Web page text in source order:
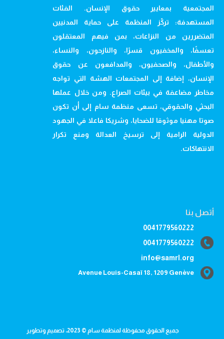
المجتمعية بمعايير حقوق الإنسان. الفئات
المستهدفة: تركّز المنظمة على حماية المدنيين
المتضررين من النزاعات، بمن فيهم المعتقلون
تعسفًا، والمخفيون قسرًا، والنازحون، والنساء،
والأطفال، والصحفيون، والمدافعون عن حقوق
الإنسان، إضافة إلى المجتمعات الهشة التي تواجه
مخاطر مضاعفة في بيئات الصراع. ومن خلال عملها
البحثي والحقوقي، تسعى منظمة سام إلى أن تكون
صوتا مهنيا موثوقا للضحايا، وشريكا فاعلا في الجهود
الدولية الرامية إلى ترسيخ العدالة ومنع تكرار
الانتهاكات.
أتصل بنا
0041779560222
0041779560222
info@samrl.org
Avenue Louis-Casaï 18, 1209 Genève
جميع الحقوق محفوظة لمنظمة سام © 2023، تصميم وتطوير